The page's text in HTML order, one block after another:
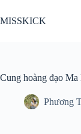
đến
phần
MISSKICK
Cung hoàng đạo Ma
Phương